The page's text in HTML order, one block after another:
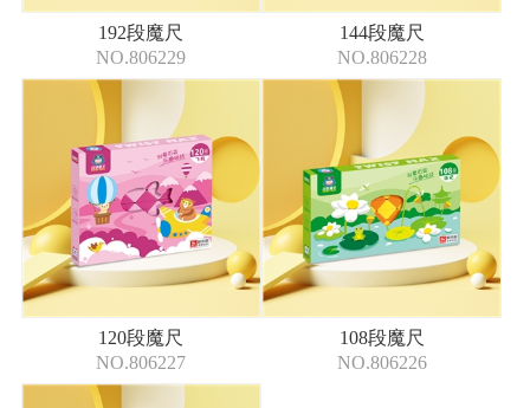
192段魔尺
NO.806229
144段魔尺
NO.806228
120段魔尺
NO.806227
108段魔尺
NO.806226